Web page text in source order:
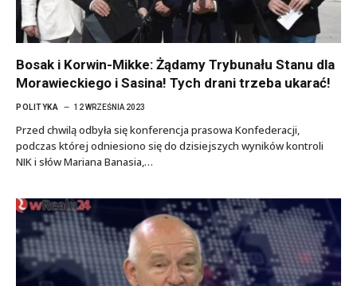
Bosak i Korwin-Mikke: Żądamy Trybunału Stanu dla
Morawieckiego i Sasina! Tych drani trzeba ukarać!
POLITYKA 12 WRZEŚNIA 2023
Przed chwilą odbyła się konferencja prasowa Konfederacji,
podczas której odniesiono się do dzisiejszych wyników kontroli
NIK i słów Mariana Banasia,…